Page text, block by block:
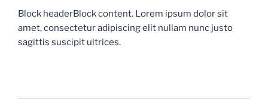
Block headerBlock content. Lorem ipsum dolor sit
amet, consectetur adipiscing elit nullam nunc justo
sagittis suscipit ultrices.